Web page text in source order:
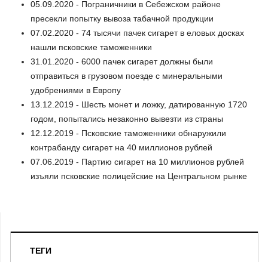
05.09.2020 - Пограничники в Себежском районе
пресекли попытку вывоза табачной продукции
07.02.2020 - 74 тысячи пачек сигарет в еловых досках
нашли псковские таможенники
31.01.2020 - 6000 пачек сигарет должны были
отправиться в грузовом поезде с минеральными
удобрениями в Европу
13.12.2019 - Шесть монет и ложку, датированную 1720
годом, попытались незаконно вывезти из страны
12.12.2019 - Псковские таможенники обнаружили
контрабанду сигарет на 40 миллионов рублей
07.06.2019 - Партию сигарет на 10 миллионов рублей
изъяли псковские полицейские на Центральном рынке
ТЕГИ